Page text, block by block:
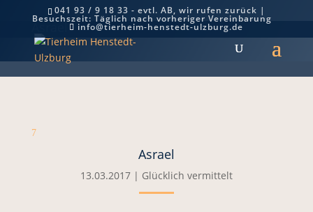
041 93 / 9 18 33 - evtl. AB, wir rufen zurück |
Besuchszeit: Täglich nach vorheriger Vereinbarung
info@tierheim-henstedt-ulzburg.de
Asrael
7
Asrael
13.03.2017| Glücklich vermittelt